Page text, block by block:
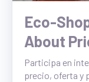
Eco-
About
Payment
Participa en
precio, oferta y